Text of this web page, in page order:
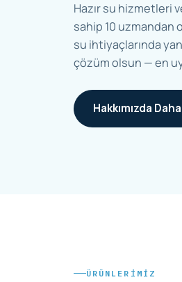
Hazır su hizmetleri
sahip 10 uzmandan
su ihtiyaçlarında
çözüm olsun — en
Hakkımızda
ÜRÜNLERIMIZ